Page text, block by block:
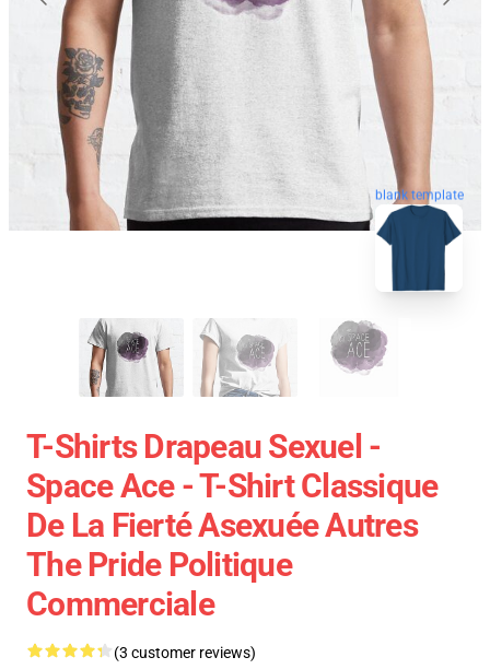
blank template
T-Shirts Drapeau Sexuel -
Space Ace - T-Shirt Classique
De La Fierté Asexuée Autres
The Pride Politique
Commerciale
(3 customer reviews)